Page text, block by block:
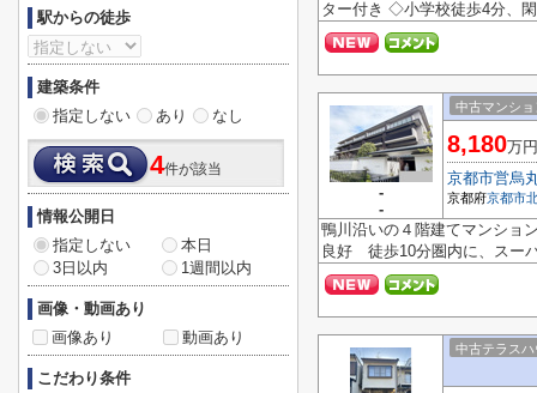
ター付き ◇小学校徒歩4分、
-
-
中古マンショ
8,180万円
京都市営烏
京都府京都市
鴨川沿いの４階建てマンシ
良好 徒歩10分圏内に、スー
中古テラスハ
駅からの徒歩
建築条件
指定しない
あり なし
4件が該当
情報公開日
指定しない
本日
3日以内
1週間以内
画像・動画あり
画像あり
動画あり
こだわり条件